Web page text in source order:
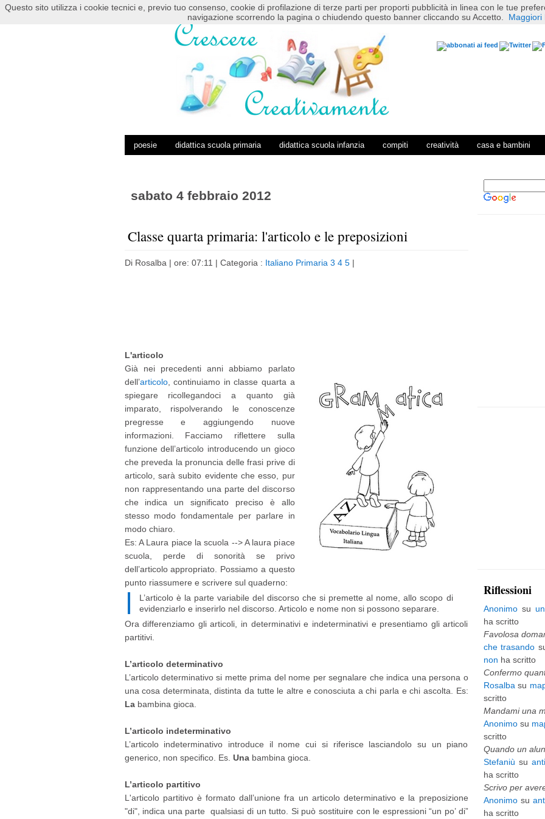
HOME POSTS RSS COMMENTS RSS
poesie didattica scuola primaria didattica scuola infanzia compiti creatività casa e bambini
sabato 4 febbraio 2012
Classe quarta primaria: l'articolo e le preposizioni
Di Rosalba | ore: 07:11 | Categoria : Italiano Primaria 3 4 5 |
L'articolo
Già nei precedenti anni abbiamo parlato
dell’articolo, continuiamo in classe quarta a
spiegare ricollegandoci a quanto già
imparato, rispolverando le conoscenze
pregresse e aggiungendo nuove
informazioni. Facciamo riflettere sulla
funzione dell’articolo introducendo un gioco
che preveda la pronuncia delle frasi prive di
articolo, sarà subito evidente che esso, pur
non rappresentando una parte del discorso
che indica un significato preciso è allo
stesso modo fondamentale per parlare in
modo chiaro.
Es: A Laura piace la scuola --> A laura piace
scuola, perde di sonorità se privo
dell’articolo appropriato. Possiamo a questo
punto riassumere e scrivere sul quaderno:
L’articolo è la parte variabile del discorso che si premette al nome, allo scopo di
evidenziarlo e inserirlo nel discorso. Articolo e nome non si possono separare.
Ora differenziamo gli articoli, in determinativi e indeterminativi e presentiamo gli articoli
partitivi.
L’articolo determinativo
L’articolo determinativo si mette prima del nome per segnalare che indica una persona o
una cosa determinata, distinta da tutte le altre e conosciuta a chi parla e chi ascolta. Es:
Labambina gioca.
L’articolo indeterminativo
L’articolo indeterminativo introduce il nome cui si riferisce lasciandolo su un piano
generico, non specifico. Es. Unabambina gioca.
L’articolo partitivo
L'articolo partitivo è formato dall’unione fra un articolo determinativo e la preposizione
"di", indica una parte qualsiasi di un tutto. Si può sostituire con le espressioni “un po’ di”
h
Riflessioni
Anonimosu
ha scritto
Favolosa
che trasando
non ha scritto
Confermo
Rosalba su
scritto
Mandami una
Anonimosu
scritto
Quando un
Stefaniù su
ha scritto
Scrivo per avere
Anonimosu
ha scritto
Questo sito utilizza i cookie tecnici e, previo tuo consenso, cookie di profilazione di terze parti per proporti pubblicità in linea con le tue
navigazione scorrendo la pagina o chiudendo questo banner cliccando su Accetto.
Maggiori